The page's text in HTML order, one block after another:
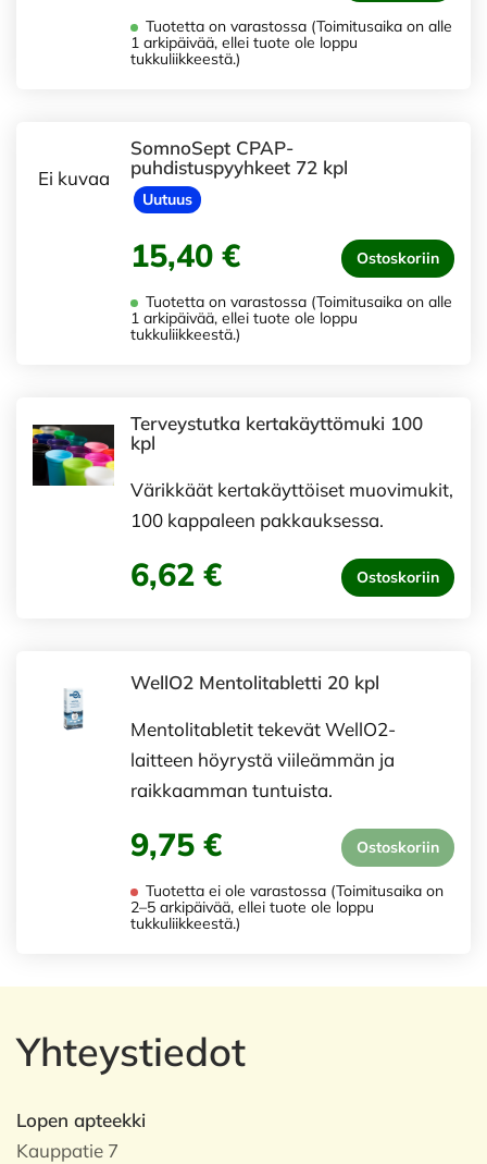
Tuotetta on varastossa (Toimitusaika on alle
1 arkipäivää, ellei tuote ole loppu
tukkuliikkeestä.)
Ei kuvaa
SomnoSept CPAP-
puhdistuspyyhkeet 72 kpl
Uutuus
15,40 € Ostoskoriin
Tuotetta on varastossa (Toimitusaika on alle
1 arkipäivää, ellei tuote ole loppu
tukkuliikkeestä.)
Terveystutka kertakäyttömuki 100
kpl
Värikkäät kertakäyttöiset muovimukit,
100 kappaleen pakkauksessa.
6,62 € Ostoskoriin
WellO2 Mentolitabletti 20 kpl
Mentolitabletit tekevät WellO2-
laitteen höyrystä viileämmän ja
raikkaamman tuntuista.
9,75 € Ostoskoriin
Tuotetta ei ole varastossa (Toimitusaika on
2–5 arkipäivää, ellei tuote ole loppu
tukkuliikkeestä.)
Yhteystiedot
Lopen apteekki
Kauppatie 7